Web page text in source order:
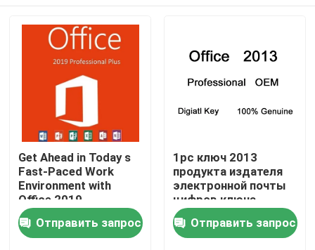
Домой
Продукты
Get Ahead in Today s
Fast-Paced Work
Environment with
Office 2019
Professional Plus
Отправить запрос
1pc ключ 2013
продукта издателя
электронной почты
цифров ключа
лицензии
Майкрософт Офис
2013
Отправить запрос